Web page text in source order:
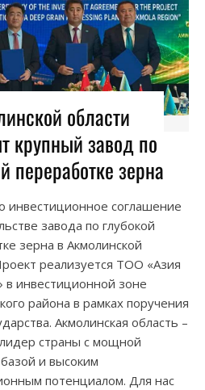
области
крупный завод по
переработке зерна
инвестиционное соглашение
завода по глубокой
зерна в Акмолинской
реализуется ТОО «Азия
в инвестиционной зоне
района в рамках поручения
Акмолинская область –
страны с мощной
и высоким
потенциалом. Для нас